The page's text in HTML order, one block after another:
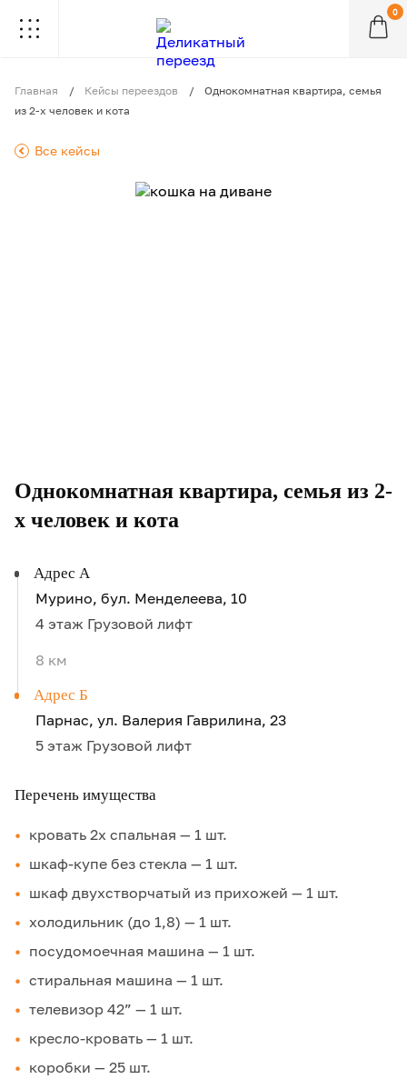
. . .
. . .
0
Главная Кейсы переездов
Однокомнатная квартира, семья
из 2-х человек и кота
Все кейсы
.
Однокомнатная квартира, семья из 2-
х человек и кота
. Адрес А
Мурино, бул. Менделеева, 10
4 этаж Грузовой лифт
8 км
. Адрес Б
Парнас, ул. Валерия Гаврилина, 23
5 этаж Грузовой лифт
Перечень имущества
кровать 2х спальная — 1 шт.
шкаф-купе без стекла — 1 шт.
шкаф двухстворчатый из прихожей — 1 шт.
холодильник (до 1,8) — 1 шт.
посудомоечная машина — 1 шт.
стиральная машина — 1 шт.
телевизор 42” — 1 шт.
кресло-кровать — 1 шт.
коробки — 25 шт.